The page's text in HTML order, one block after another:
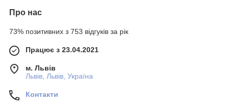
Про нас
73% позитивних з 753 відгуків за рік
Працює з 23.04.2021
м. Львів
Львів, Львів, Україна
Контакти